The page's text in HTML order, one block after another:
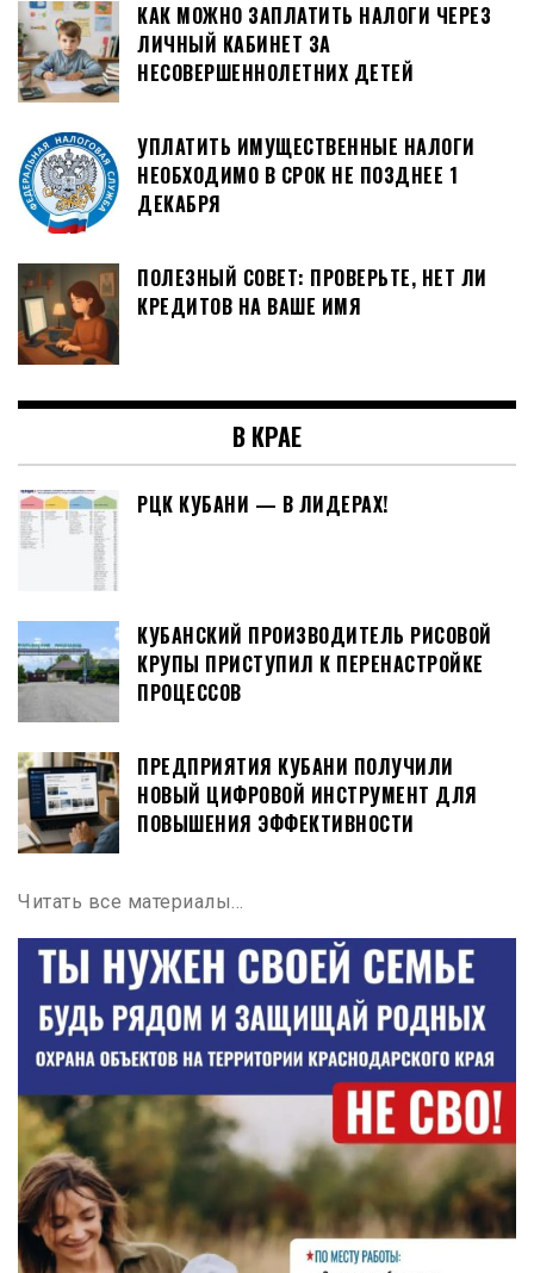
КАК МОЖНО ЗАПЛАТИТЬ НАЛОГИ ЧЕРЕЗ
ЛИЧНЫЙ КАБИНЕТ ЗА
НЕСОВЕРШЕННОЛЕТНИХ ДЕТЕЙ
УПЛАТИТЬ ИМУЩЕСТВЕННЫЕ НАЛОГИ
НЕОБХОДИМО В СРОК НЕ ПОЗДНЕЕ 1
ДЕКАБРЯ
ПОЛЕЗНЫЙ СОВЕТ: ПРОВЕРЬТЕ, НЕТ ЛИ
КРЕДИТОВ НА ВАШЕ ИМЯ
В КРАЕ
РЦК КУБАНИ — В ЛИДЕРАХ!
КУБАНСКИЙ ПРОИЗВОДИТЕЛЬ РИСОВОЙ
КРУПЫ ПРИСТУПИЛ К ПЕРЕНАСТРОЙКЕ
ПРОЦЕССОВ
ПРЕДПРИЯТИЯ КУБАНИ ПОЛУЧИЛИ
НОВЫЙ ЦИФРОВОЙ ИНСТРУМЕНТ ДЛЯ
ПОВЫШЕНИЯ ЭФФЕКТИВНОСТИ
Читать все материалы…